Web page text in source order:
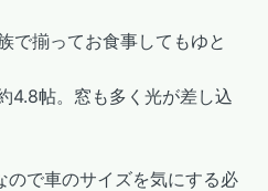
で揃ってお食事してもゆと
4.8帖。窓も多く光が差し込
ので車のサイズを気にする必